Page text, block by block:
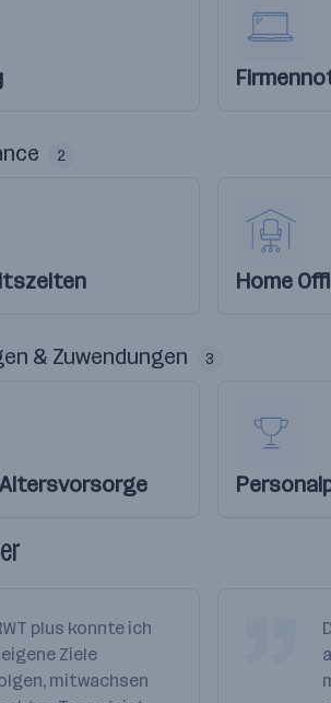
2
Home
& Zuwendungen 3
plus konnte ich
Ziele
mitwachsen